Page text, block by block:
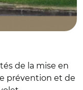
de la mise en
prévention et de